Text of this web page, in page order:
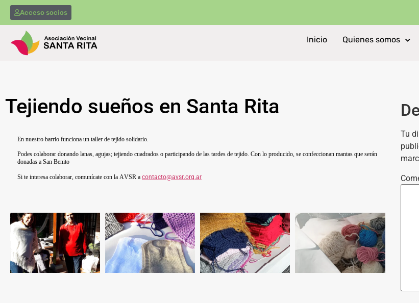
Acceso socios
Inicio Quienes somos
Tejiendo sueños en Santa Rita
En nuestro barrio funciona un taller de tejido solidario.
Podes colaborar donando lanas, agujas; tejiendo cuadrados o participando de las tardes de tejido. Con lo producido, se confeccionan mantas que serán
donadas a San Benito
Si te interesa colaborar, comunícate con la AVSR a contacto@avsr.org.ar
Tu